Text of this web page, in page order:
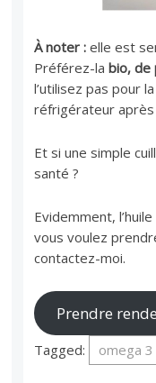
À noter : elle est
Préférez-labio, de
l’utilisez pas pour
réfrigérateur
Et si une simple
santé ?
Evidemment,
vous voulez
contactez-moi.
Prendre
Tagged: omega 3